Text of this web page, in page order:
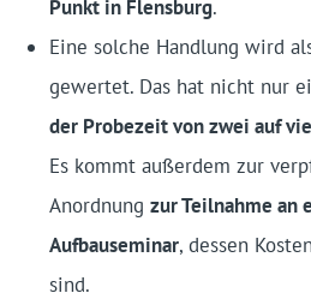
Punkt in Flensburg.
Eine solche Handlung wird
gewertet. Das hat nicht nur
der Probezeit von zwei auf
Es kommt außerdem zur
Anordnung zur Teilnahme an
Aufbauseminar, dessen
sind.